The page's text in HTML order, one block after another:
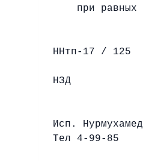
при равных
ННтп-17 / 125
НЗД
Исп.
Тел 4-99-85